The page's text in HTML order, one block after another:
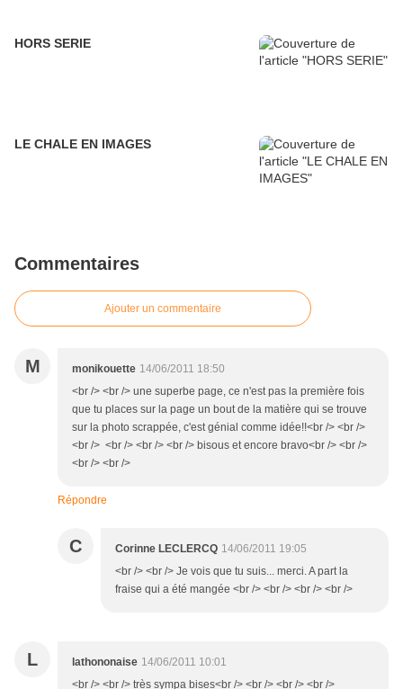
HORS SERIE
LE CHALE EN IMAGES
Commentaires
Ajouter un commentaire
M monikouette 14/06/2011 18:50
<br /> <br /> une superbe page, ce n'est pas la première fois
que tu places sur la page un bout de la matière qui se trouve
sur la photo scrappée, c'est génial comme idée!!<br /> <br />
<br /> <br /> <br /> <br /> bisous et encore bravo<br /> <br />
<br /> <br />
Répondre
C Corinne LECLERCQ 14/06/2011 19:05
<br /> <br /> Je vois que tu suis... merci. A part la
fraise qui a été mangée <br /> <br /> <br /> <br />
L lathononaise 14/06/2011 10:01
<br /> <br /> très sympa bises<br /> <br /> <br /> <br />